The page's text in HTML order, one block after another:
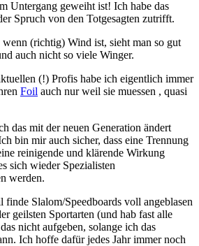
Untergang geweiht ist! Ich habe das
Spruch von den Totgesagten zutrifft.
(richtig) Wind ist, sieht man so gut
auch nicht so viele Winger.
(!) Profis habe ich eigentlich immer
Foil auch nur weil sie muessen , quasi
das mit der neuen Generation ändert
bin mir auch sicher, dass eine Trennung
reinigende und klärende Wirkung
sich wieder Spezialisten
werden.
finde Slalom/Speedboards voll angeblasen
geilsten Sportarten (und hab fast alle
nicht aufgeben, solange ich das
Ich hoffe dafür jedes Jahr immer noch